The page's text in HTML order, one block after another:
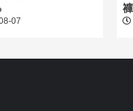
07
褲